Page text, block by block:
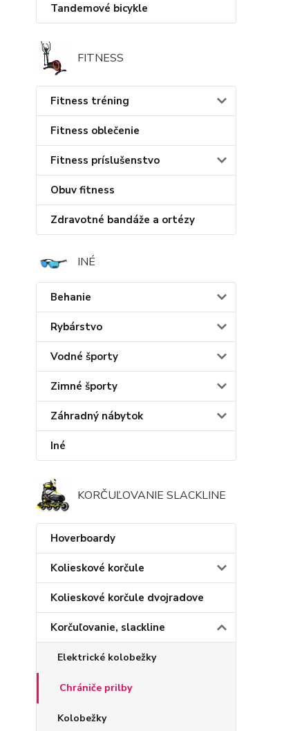
Tandemové bicykle
FITNESS
Fitness tréning
Fitness oblečenie
Fitness príslušenstvo
Obuv fitness
Zdravotné bandáže a ortézy
INÉ
Behanie
Rybárstvo
Vodné športy
Zimné športy
Záhradný nábytok
Iné
KORČUĽOVANIE SLACKLINE
Hoverboardy
Kolieskové korčule
Kolieskové korčule dvojradove
Korčuľovanie, slackline
Elektrické kolobežky
Chrániče prilby
Kolobežky